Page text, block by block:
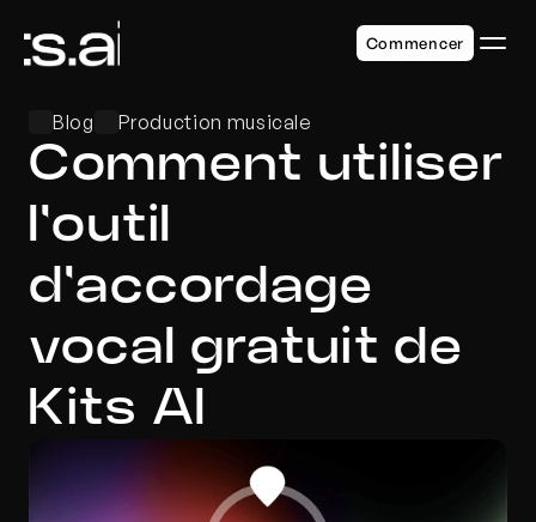
Blog Production musicale
Comment utiliser
l'outil
d'accordage
vocal gratuit de
Kits AI
Commencer